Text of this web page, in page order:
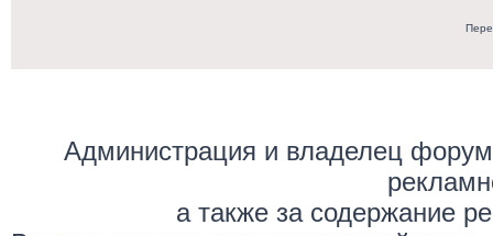
Администрация и владелец
а также за содержание